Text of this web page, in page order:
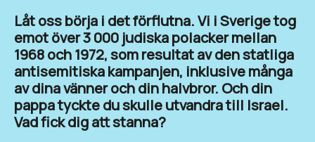
Låt oss börja i det förflutna. Vi i Sverige tog
emot över 3 000 judiska polacker mellan
1968 och 1972, som resultat av den statliga
antisemitiska kampanjen, inklusive många
av dina vänner och din halvbror. Och din
pappa tyckte du skulle utvandra till Israel.
Vad fick dig att stanna?